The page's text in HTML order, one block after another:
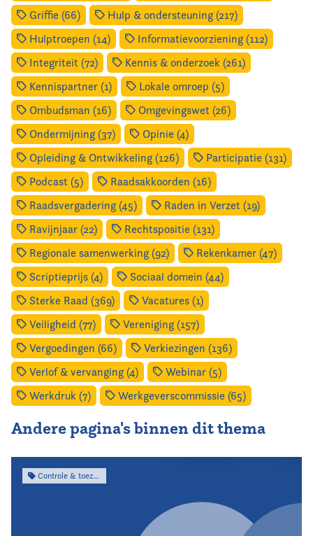
Griffie (66)
Hulp & ondersteuning (217)
Hulptroepen (14)
Informatievoorziening (112)
Integriteit (72)
Kennis & onderzoek (261)
Kennispartner (1)
Lokale omroep (5)
Ombudsman (16)
Omgevingswet (26)
Ondermijning (37)
Opinie (4)
Opleiding & Ontwikkeling (126)
Participatie (131)
Podcast (5)
Raadsakkoorden (16)
Raadsvergadering (45)
Raden in Verzet (19)
Ravijnjaar (22)
Rechtspositie (131)
Regionale samenwerking (92)
Rekenkamer (47)
Scriptieprijs (4)
Sociaal domein (44)
Sterke Raad (369)
Vacatures (1)
Veiligheid (77)
Vereniging (157)
Vergoedingen (66)
Verkiezingen (136)
Verlof & vervanging (4)
Webinar (5)
Werkdruk (7)
Werkgeverscommissie (65)
Andere pagina's binnen dit thema
Controle & toezicht